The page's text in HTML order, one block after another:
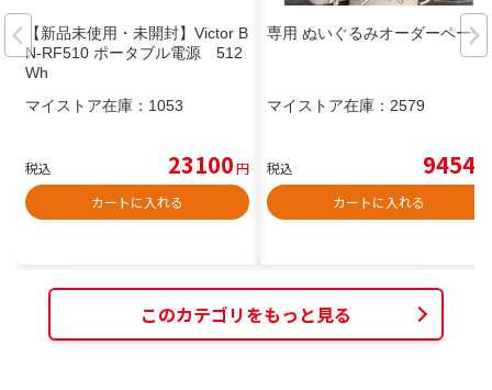
【新品未使用・未開封】Victor B
N-RF510 ポータブル電源 512
Wh
マイストア在庫： 1053
税込 23100円
カートに入れる
専用 ぬいぐるみオーダーページ
マイストア在庫： 2579
税込 9454
カートに入れる
このカテゴリをもっと見る